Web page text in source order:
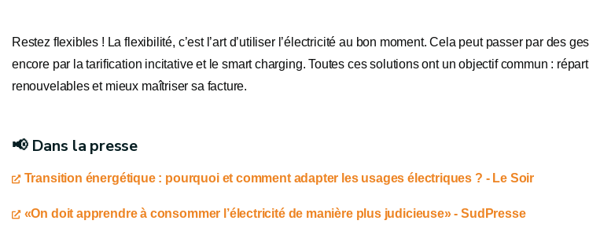
Restez flexibles ! La flexibilité, c’est l’art d’utiliser l’électricité au bon moment. Cela peut passer par des
encore par la tarification incitative et le smart charging. Toutes ces solutions ont un objectif commun :
renouvelables et mieux maîtriser sa facture.
📢 Dans la presse
Transition énergétique : pourquoi et comment adapter les usages électriques ? - Le Soir
«On doit apprendre à consommer l’électricité de manière plus judicieuse» - SudPresse